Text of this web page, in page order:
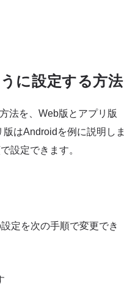
に設定する方法
法を、Web版とアプリ版
はAndroidを例に説明しま
設定できます。
定を次の手順で変更でき